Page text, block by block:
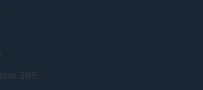
365